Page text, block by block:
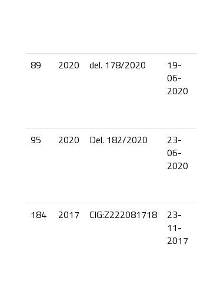
89 2020 del. 178/2020
19-
06-
2020
95 2020 Del. 182/2020
23-
06-
2020
184 2017 CIG:Z222081718
23-
11-
2017